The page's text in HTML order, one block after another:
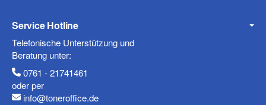
Telefon
Service Hotline
Telefonische Unterstützung und
Beratung unter:
0761 - 21741461
oder per
info@toneroffice.de